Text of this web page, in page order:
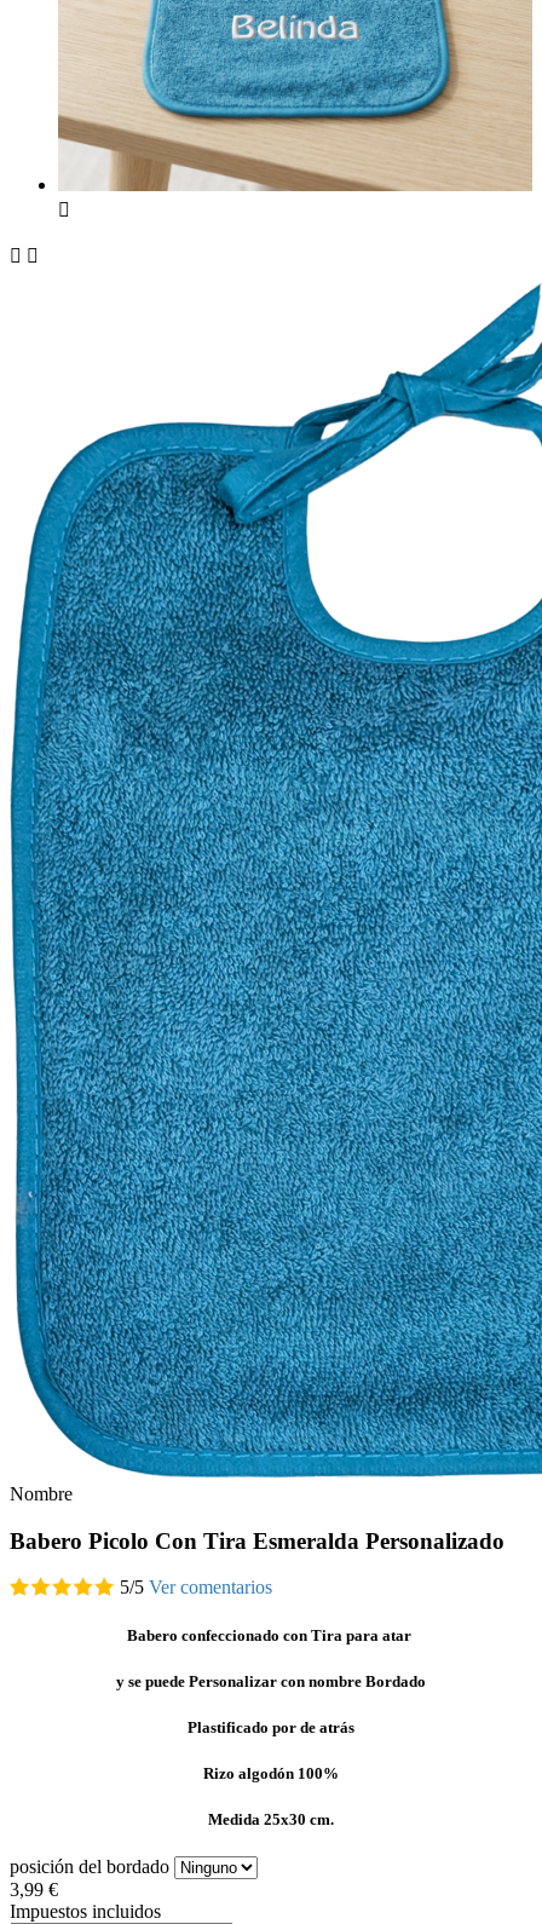

 
Nombre
Babero Picolo Con Tira Esmeralda Personalizado
5/5 Ver comentarios
Babero confeccionado con Tira para atar
y se puede Personalizar con nombre Bordado
Plastificado por de atrás
Rizo algodón 100%
Medida 25x30 cm.
posición del bordado
3,99 €
Impuestos incluidos